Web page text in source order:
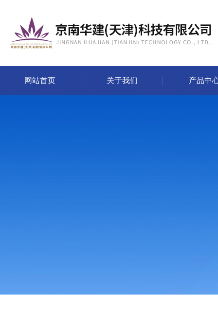
网站首页 关于我们 产品中